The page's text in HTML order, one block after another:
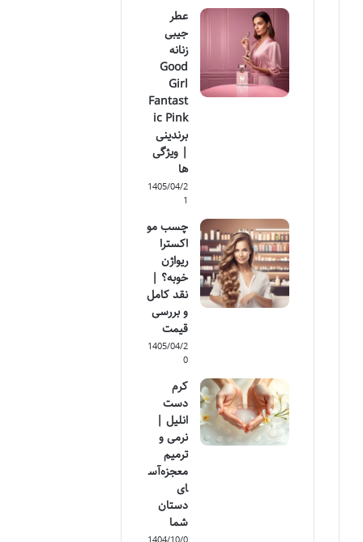
عطر
جیبی
زنانه
Good
Girl
Fantast
ic Pink
برندینی
| ویژگی
ها
1405/04/2
1
چسب مو
اکسترا
ریواژن
خوبه؟ |
نقد کامل
و بررسی
قیمت
1405/04/2
0
کرم
دست
انلیل |
نرمی و
ترمیم
معجزه‌آس
ای
دستان
شما